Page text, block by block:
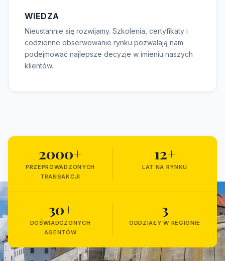
WIEDZA
Nieustannie się rozwijamy. Szkolenia, certyfikaty i
codzienne obserwowanie rynku pozwalają nam
podejmować najlepsze decyzje w imieniu naszych
klientów.
2000+
PRZEPROWADZONYCH
TRANSAKCJI
12+
LAT NA RYNKU
30+
DOŚWIADCZONYCH
AGENTÓW
3
ODDZIAŁY W REGIONIE